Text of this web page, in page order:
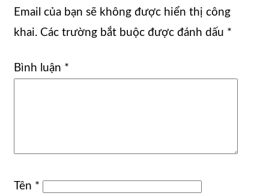
Email của bạn sẽ không được hiển thị công
khai. Các trường bắt buộc được đánh dấu *
Bình luận *
Tên *